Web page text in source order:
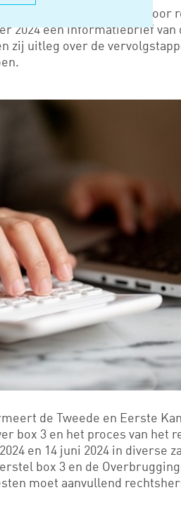
in aanmerking komen voor
2024 een informatiebrief van
zij uitleg over de
de Tweede en Eerste
box 3 en het proces van het
en 14 juni 2024 in diverse
box 3 en de
moet aanvullend